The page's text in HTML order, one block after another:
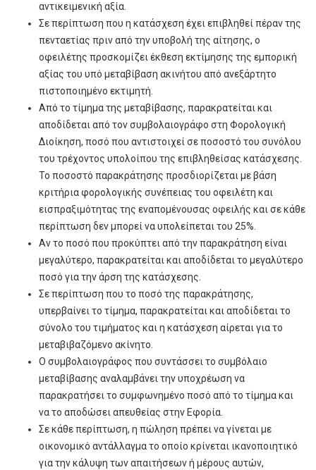
αντικειμενική αξία.
Σε περίπτωση που η κατάσχεση έχει επιβληθεί πέραν της
πενταετίας πριν από την υποβολή της αίτησης, ο
οφειλέτης προσκομίζει έκθεση εκτίμησης της εμπορική
αξίας του υπό μεταβίβαση ακινήτου από ανεξάρτητο
πιστοποιημένο εκτιμητή.
Από το τίμημα της μεταβίβασης, παρακρατείται και
αποδίδεται από τον συμβολαιογράφο στη Φορολογική
Διοίκηση, ποσό που αντιστοιχεί σε ποσοστό του συνόλου
του τρέχοντος υπολοίπου της επιβληθείσας κατάσχεσης.
Το ποσοστό παρακράτησης προσδιορίζεται με βάση
κριτήρια φορολογικής συνέπειας του οφειλέτη και
εισπραξιμότητας της εναπομένουσας οφειλής και σε κάθε
περίπτωση δεν μπορεί να υπολείπεται του 25%.
Αν το ποσό που προκύπτει από την παρακράτηση είναι
μεγαλύτερο, παρακρατείται και αποδίδεται το μεγαλύτερο
ποσό για την άρση της κατάσχεσης.
Σε περίπτωση που το ποσό της παρακράτησης,
υπερβαίνει το τίμημα, παρακρατείται και αποδίδεται το
σύνολο του τιμήματος και η κατάσχεση αίρεται για το
μεταβιβαζόμενο ακίνητο.
Ο συμβολαιογράφος που συντάσσει το συμβόλαιο
μεταβίβασης αναλαμβάνει την υποχρέωση να
παρακρατήσει το συμφωνημένο ποσό από το τίμημα και
να το αποδώσει απευθείας στην Εφορία.
Σε κάθε περίπτωση, η πώληση πρέπει να γίνεται με
οικονομικό αντάλλαγμα το οποίο κρίνεται ικανοποιητικό
για την κάλυψη των απαιτήσεων ή μέρους αυτών,